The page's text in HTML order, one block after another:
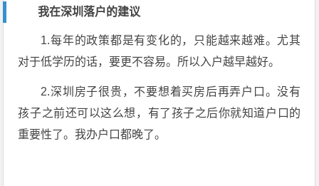
我在深圳落户的建议
1.每年的政策都是有变化的，只能越来越难。尤其
对于低学历的话，要更不容易。所以入户越早越好。
2.深圳房子很贵，不要想着买房后再弄户口。没有
孩子之前还可以这么想，有了孩子之后你就知道户口的
重要性了。我办户口都晚了。